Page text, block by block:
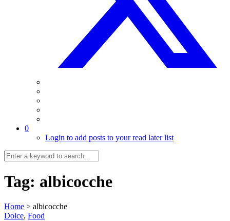
0
Login to add posts to your read later list
Tag: albicocche
Home > albicocche
Dolce, Food